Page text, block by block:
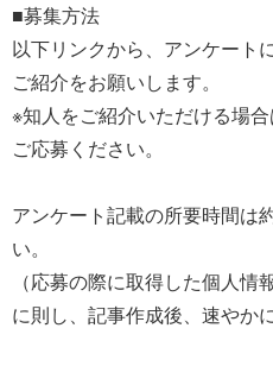
■募集方法
以下リンクから、アンケート
ご紹介をお願いします。
※知人をご紹介いただける場
ご応募ください。
アンケート記載の所要時間は
い。
（応募の際に取得した個人
に則し、記事作成後、速やか